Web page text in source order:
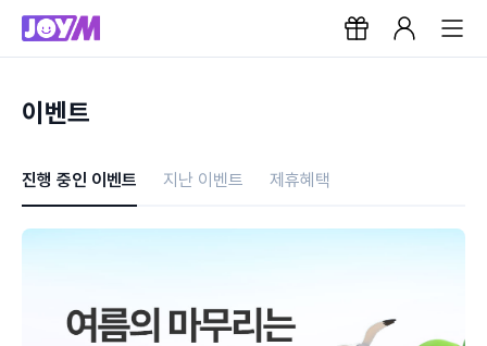
이벤트
진행 중인 이벤트 지난 이벤트 제휴혜택